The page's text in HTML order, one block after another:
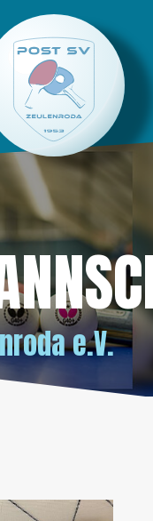
e.V.